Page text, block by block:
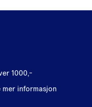
1000,-
mer informasjon